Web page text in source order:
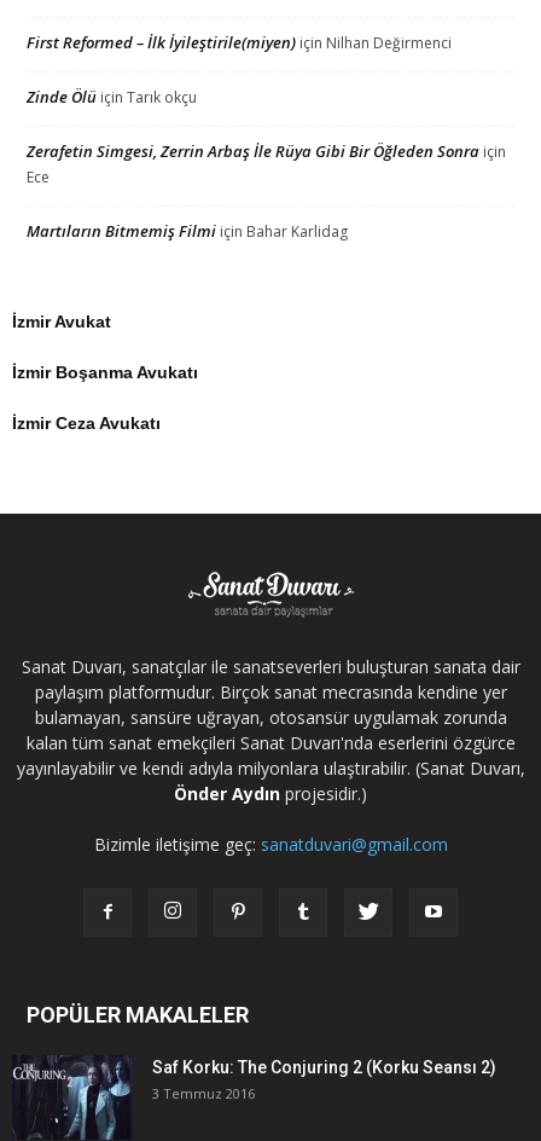
First Reformed – İlk İyileştirile(miyen) için Nilhan Değirmenci
Zinde Ölü için Tarık okçu
Zerafetin Simgesi, Zerrin Arbaş İle Rüya Gibi Bir Öğleden Sonra için
Ece
Martıların Bitmemiş Filmi için Bahar Karlidag
İzmir Avukat
İzmir Boşanma Avukatı
İzmir Ceza Avukatı
Sanat Duvarı, sanatçılar ile sanatseverleri buluşturan sanata dair
paylaşım platformudur. Birçok sanat mecrasında kendine yer
bulamayan, sansüre uğrayan, otosansür uygulamak zorunda
kalan tüm sanat emekçileri Sanat Duvarı'nda eserlerini özgürce
yayınlayabilir ve kendi adıyla milyonlara ulaştırabilir. (Sanat Duvarı,
Önder Aydın projesidir.)
Bizimle iletişime geç: sanatduvari@gmail.com
POPÜLER MAKALELER
Saf Korku: The Conjuring 2 (Korku Seansı 2)
3 Temmuz 2016